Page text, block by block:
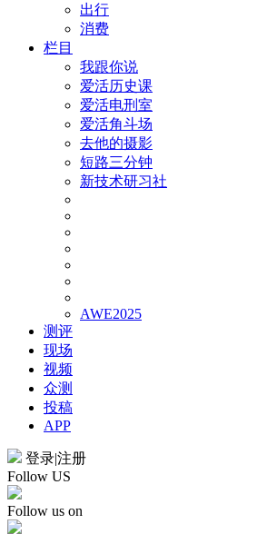
出行
消费
栏目
我跟你说
爱活历史课
爱活电刑室
爱活角斗场
去他的摄影
短路三分钟
新技术研习社
AWE2025
测评
现场
视频
众测
投稿
APP
登录|注册
Follow US
Follow us on